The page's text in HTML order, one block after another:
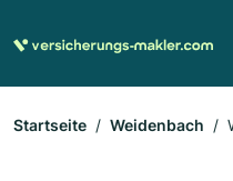
Startseite Weidenbach